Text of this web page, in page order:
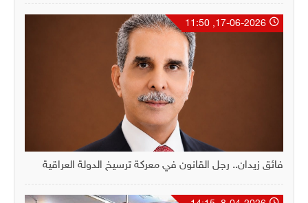
فائق زيدان.. رجل القانون في معركة ترسيخ الدولة العراقية